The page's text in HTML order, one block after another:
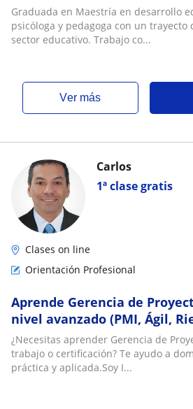
Graduada en Maestría en desarrollo
psicóloga y pedagoga con un trayecto
sector educativo. Trabajo co...
ver más
1ª clase gratis
Carlos
Clases on line
Orientación Profesional
Aprende Gerencia de
nivel avanzado (PMI, Ágil,
¿Necesitas aprender Gerencia de
trabajo o certificación? Te ayudo a
práctica y aplicada.Soy I...